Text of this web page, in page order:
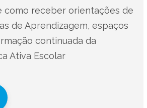
como receber orientações de
de Aprendizagem, espaços
continuada da
Ativa Escolar